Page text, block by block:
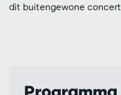
dit buitengewone